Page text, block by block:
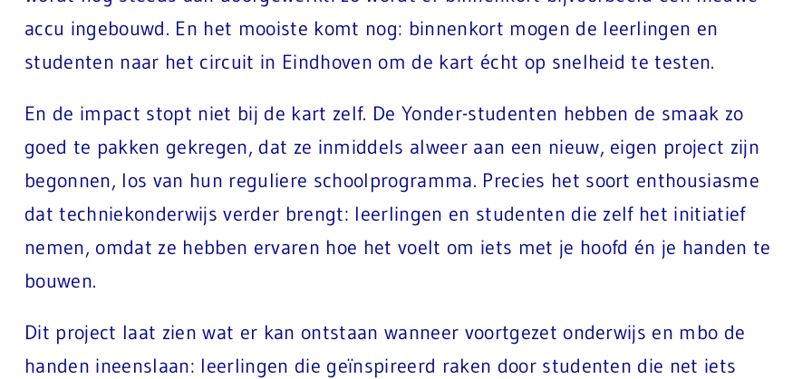
accu ingebouwd. En het mooiste komt nog: binnenkort mogen de leerlingen en
studenten naar het circuit in Eindhoven om de kart écht op snelheid te testen.
En de impact stopt niet bij de kart zelf. De Yonder-studenten hebben de smaak zo
goed te pakken gekregen, dat ze inmiddels alweer aan een nieuw, eigen project zijn
begonnen, los van hun reguliere schoolprogramma. Precies het soort enthousiasme
dat techniekonderwijs verder brengt: leerlingen en studenten die zelf het initiatief
nemen, omdat ze hebben ervaren hoe het voelt om iets met je hoofd én je handen te
bouwen.
Dit project laat zien wat er kan ontstaan wanneer voortgezet onderwijs en mbo de
handen ineenslaan: leerlingen die geïnspireerd raken door studenten die net iets